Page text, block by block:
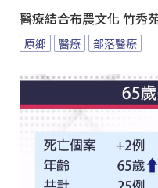
醫療結合布農文化 竹秀
原鄉 醫療 部落醫療